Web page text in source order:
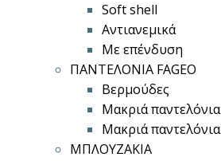
Soft shell
Αντιανεμικά
Με επένδυση
ΠΑΝΤΕΛΟΝΙΑ FAGEO
Βερμούδες
Μακριά
Μακριά
ΜΠΛΟΥΖΑΚΙΑ